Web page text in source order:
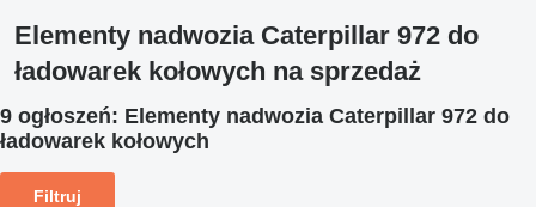
Elementy nadwozia Caterpillar 972 do
ładowarek kołowych na sprzedaż
9 ogłoszeń: Elementy nadwozia Caterpillar 972 do
ładowarek kołowych
Filtruj